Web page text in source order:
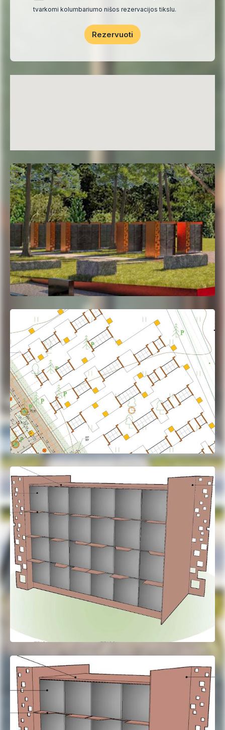
tvarkomi kolumbariumo nišos rezervacijos tikslu.